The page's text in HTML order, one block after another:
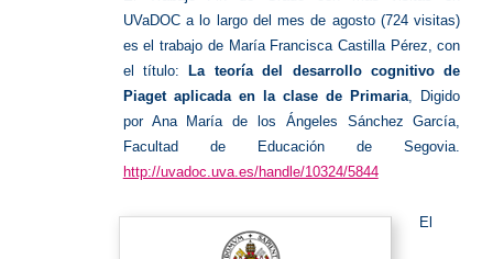
UVaDOC a lo largo del mes de agosto (724 visitas)
es el trabajo de María Francisca Castilla Pérez, con
el título:
La teoría del desarrollo cognitivo de
Piaget aplicada en la clase de Primaria , Digido
por Ana María de los Ángeles Sánchez García,
Facultad de Educación de Segovia.
http://uvadoc.uva.es/handle/10324/5844
El